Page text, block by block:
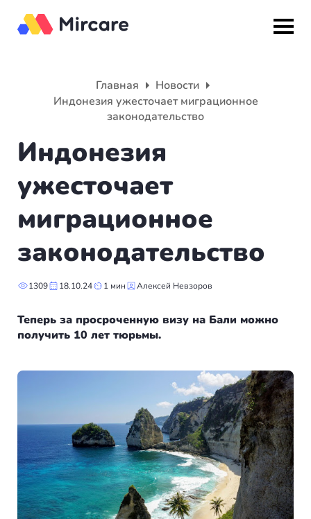
Главная
Новости
Индонезия ужесточает миграционное
законодательство
Индонезия
ужесточает
миграционное
законодательство
1309 18.10.24 1 мин Алексей Невзоров
Теперь за просроченную визу на Бали можно
получить 10 лет тюрьмы.
Европа
Мальта
Испания
Турция
Румыния
Болгария
Аргентина
Другие страны
Вануату
Европа
Италия
Великобритания
Португалия
Словения
Франция
Турция
Люксембург
Черногория
Подбор программы
Партнерская программа
Вакансии
О нас
Вебинары
Пишем в СМИ
Whatsapp Telegram